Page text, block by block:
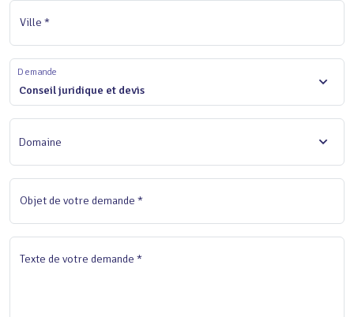
Ville *
Conseil juridique et devis
Demande
Domaine
Objet de votre demande *
Texte de votre demande *